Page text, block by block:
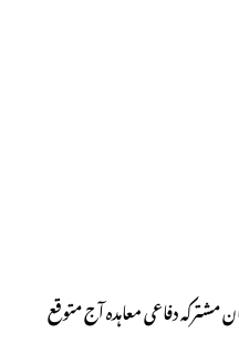
دفاعی معاہدہ آج متوقع